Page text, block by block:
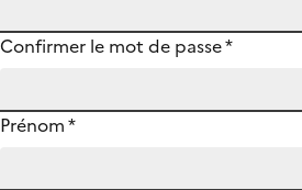
Confirmer le mot de passe*
Prénom*